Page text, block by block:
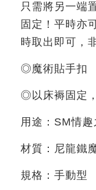
只需將另一端
固定！平時亦
時取出即可，
◎魔術貼手扣
◎ 以床褥固定
用途： SM情趣
材質：尼龍鐵
規格：手動型